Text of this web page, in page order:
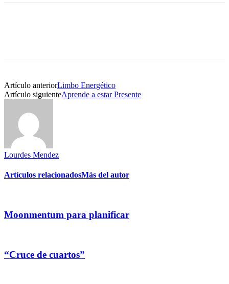
Artículo anteriorLimbo Energético
Artículo siguienteAprende a estar Presente
Lourdes Mendez
Artículos relacionadosMás del autor
Moonmentum para planificar
“Cruce de cuartos”